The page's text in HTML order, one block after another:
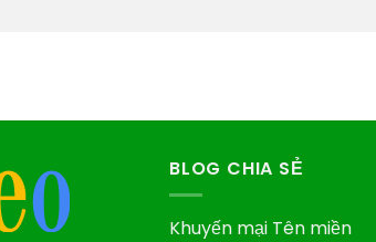
BLOG CHIA SẺ
Khuyến mại Tên miền